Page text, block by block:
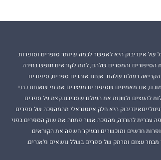
של אינדיבוק היא לאפשר לכמה שיותר סופרים וסופרות
הסיפורים והמסרים שלהם, לתת לקוראים חופש בחירה
בעולם שלהם. אנחנו אוהבים ספרים, סיפורים
אנו מאמינים שסיפורים מעצבים את מי שאנחנו כבני
להעצים ולשנות את העולם שסביבנו.קצת על ספרים
היא חלק אינטגראלי מהמהפכה של ספרים
עברית להורדה, מהפכה אשר פתחה את שוק הספרים בפני
חדשים ומוכשרים ובעיקר חשפה את הקוראים
מבחר עצום ומרתק של ספרים בשלל נושאים וז'אנרים.